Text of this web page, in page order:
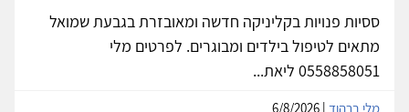
ססיות פנויות בקליניקה חדשה ומאובזרת בגבעת שמואל
מתאים לטיפול בילדים ומבוגרים. לפרטים מלי
0558858051 ליאת...
מלי ברהוד